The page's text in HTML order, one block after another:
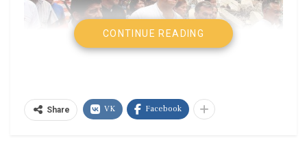
Santiago Ortiz Crespo|
CONTINUE READING
Share VK Facebook